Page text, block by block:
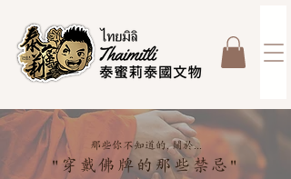
那些你不知道的, 關於...
"穿戴佛牌的那些禁忌"